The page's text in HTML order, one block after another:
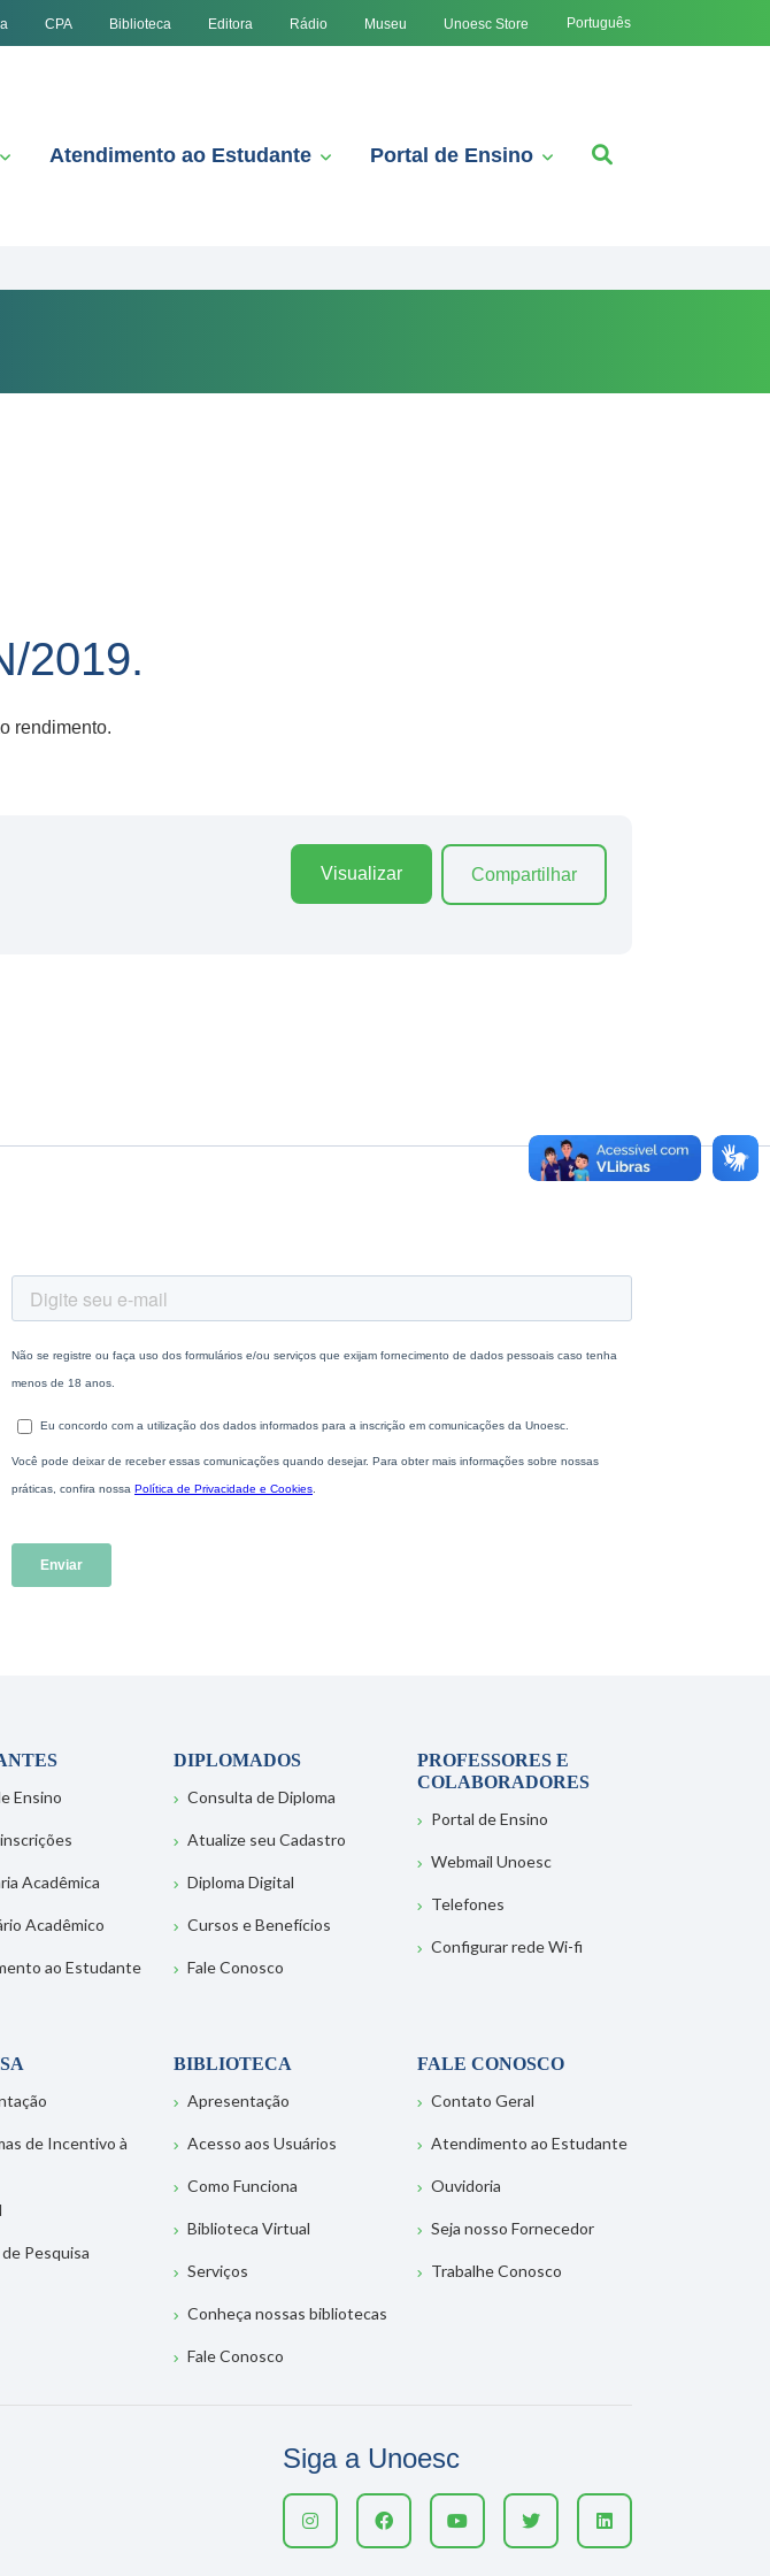
CPA Biblioteca Editora Rádio Museu Unoesc Store Português
Atendimento ao Estudante Portal de Ensino
2019.
rendimento.
Visualizar Compartilhar
Ensino
Acadêmica
Acadêmico
ao Estudante
DIPLOMADOS
Consulta de Diploma
Atualize seu Cadastro
Diploma Digital
Cursos e Benefícios
Fale Conosco
PROFESSORES E
COLABORADORES
Portal de Ensino
Webmail Unoesc
Telefones
Configurar rede Wi-fi
de Incentivo à
Pesquisa
BIBLIOTECA
Apresentação
Acesso aos Usuários
Como Funciona
Biblioteca Virtual
Serviços
Conheça nossas bibliotecas
Fale Conosco
FALE CONOSCO
Contato Geral
Atendimento ao Estudante
Ouvidoria
Seja nosso Fornecedor
Trabalhe Conosco
Siga a Unoesc